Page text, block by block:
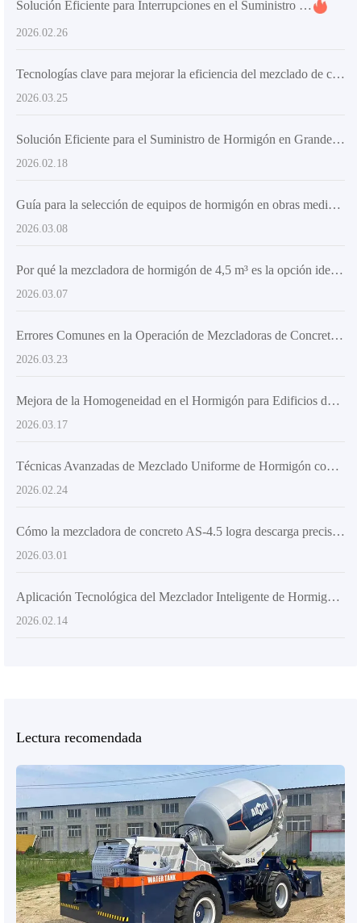
Solución Eficiente para Interrupciones en el Suministro de Hormigón en Grandes Proyectos de Infraestructura: Análisis del Camión Mezclador Autocargable AS-5.5
2026.02.26
Tecnologías clave para mejorar la eficiencia del mezclado de concreto en obras pequeñas
2026.03.25
Solución Eficiente para el Suministro de Hormigón en Grandes Proyectos con Camiones Mezcladores Auto-Cargables AS-5.5
2026.02.18
Guía para la selección de equipos de hormigón en obras medianas: evaluación de capacidad y rentabilidad de mezcladoras de 2–6 m³
2026.03.08
Por qué la mezcladora de hormigón de 4,5 m³ es la opción ideal para obras medianas en mercados internacionales
2026.03.07
Errores Comunes en la Operación de Mezcladoras de Concreto y Guía Práctica para su Uso Correcto en Edificaciones Altas
2026.03.23
Mejora de la Homogeneidad en el Hormigón para Edificios de Gran Altura con Estructura de Mezclado de Doble Hélice de Alta Potencia
2026.03.17
Técnicas Avanzadas de Mezclado Uniforme de Hormigón con el Camión Mezclador AS-5.5 para Optimizar la Calidad en Ingeniería
2026.02.24
Cómo la mezcladora de concreto AS-4.5 logra descarga precisa a 270 grados mediante estructura articulada y tecnología hidráulica
2026.03.01
Aplicación Tecnológica del Mezclador Inteligente de Hormigón con Pantalla Táctil en la Construcción
2026.02.14
Lectura recomendada